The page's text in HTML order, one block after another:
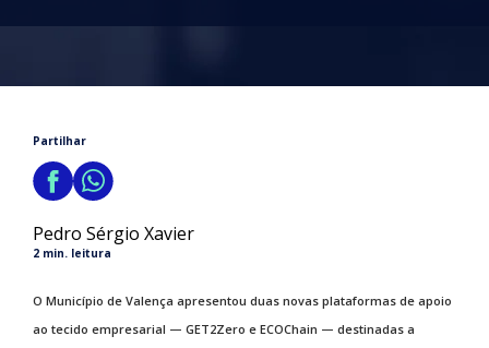
Partilhar
Pedro Sérgio Xavier
2 min. leitura
O Município de Valença apresentou duas novas plataformas de apoio
ao tecido empresarial — GET2Zero e ECOChain — destinadas a